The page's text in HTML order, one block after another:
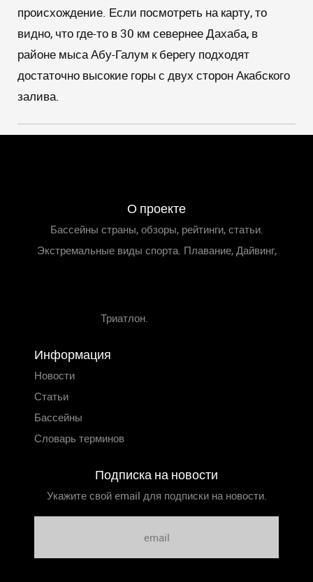
происхождение. Если посмотреть на карту, то
видно, что где-то в 30 км севернее Дахаба, в
районе мыса Абу-Галум к берегу подходят
достаточно высокие горы с двух сторон Акабского
залива.
О проекте
Бассейны страны, обзоры, рейтинги, статьи.
Экстремальные виды спорта. Плавание, Дайвинг,
Триатлон.
Информация
Новости
Статьи
Бассейны
Словарь терминов
Подписка на новости
Укажите свой email для подписки на новости.